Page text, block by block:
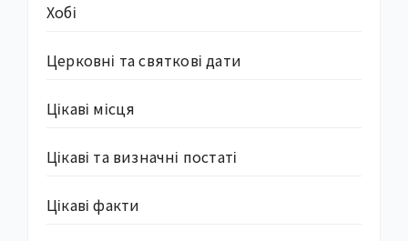
Хобі
Церковні та святкові дати
Цікаві місця
Цікаві та визначні постаті
Цікаві факти